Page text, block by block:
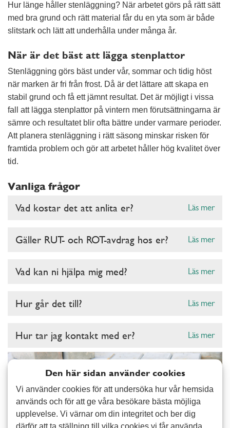
Hur länge håller stenläggning? När arbetet görs på rätt sätt
med bra grund och rätt material får du en yta som är både
slitstark och lätt att underhålla under många år.
När är det bäst att lägga stenplattor
Stenläggning görs bäst under vår, sommar och tidig höst
när marken är fri från frost. Då är det lättare att skapa en
stabil grund och få ett jämnt resultat. Det är möjligt i vissa
fall att lägga stenplattor på vintern men förutsättningarna är
sämre och resultatet blir ofta bättre under varmare perioder.
Att planera stenläggning i rätt säsong minskar risken för
framtida problem och gör att arbetet håller hög kvalitet över
tid.
Vanliga frågor
Vad kostar det att anlita er? Läs mer
Gäller RUT- och ROT-avdrag hos er? Läs mer
Vad kan ni hjälpa mig med? Läs mer
Hur går det till? Läs mer
Hur tar jag kontakt med er? Läs mer
Den här sidan använder cookies
Vi använder cookies för att undersöka hur vår hemsida
används och för att ge våra besökare bästa möjliga
upplevelse. Vi värnar om din integritet och ber dig
därför att ta ställning till vilka cookies vi får använda.